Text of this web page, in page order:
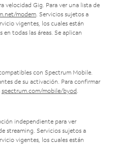
velocidad Gig. Para ver una lista de
modem . Servicios sujetos a
vigentes, los cuales están
todas las áreas. Se aplican
con Spectrum Mobile.
de su activación. Para confirmar
spectrum.com/mobile/byod
independiente para ver
streaming. Servicios sujetos a
vigentes, los cuales están